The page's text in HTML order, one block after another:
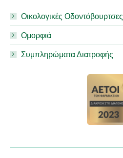
Οικολογικές Οδοντόβουρτσες
Ομορφιά
Συμπληρώματα Διατροφής